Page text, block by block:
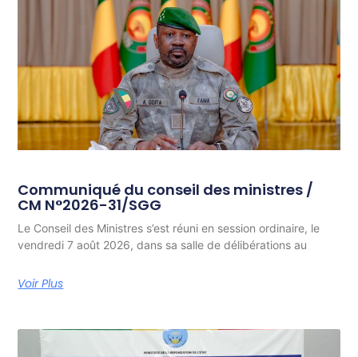
Communiqué du conseil des ministres /
CM N°2026-31/SGG
Le Conseil des Ministres s’est réuni en session ordinaire, le
vendredi 7 août 2026, dans sa salle de délibérations au
Voir Plus